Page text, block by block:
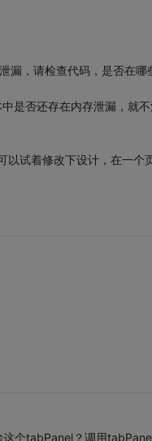
漏，请检查代码，是否在哪
是否还存在内存泄漏，就
以试着修改下设计，在一个
个tabPanel？调用